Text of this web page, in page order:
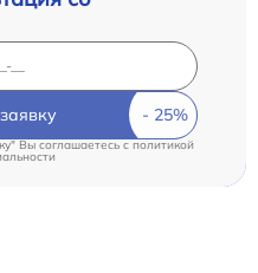
Вы соглашаетесь cполитикой